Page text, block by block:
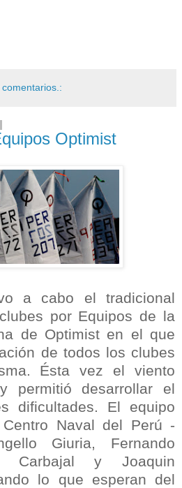
comentarios.:
Optimist
a cabo el tradicional
por Equipos de la
de Optimist en el que
de todos los clubes
Ésta vez el viento
permitió desarrollar el
dificultades. El equipo
Naval del Perú -
Giuria, Fernando
Carbajal y Joaquin
lo que esperan del